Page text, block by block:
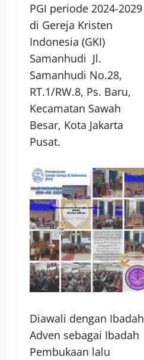
PGI periode 2024-2029
di Gereja Kristen
Indonesia (GKI)
Samanhudi Jl.
Samanhudi No.28,
RT.1/RW.8, Ps. Baru,
Kecamatan Sawah
Besar, Kota Jakarta
Pusat.
Diawali dengan Ibadah
Adven sebagai Ibadah
Pembukaan lalu